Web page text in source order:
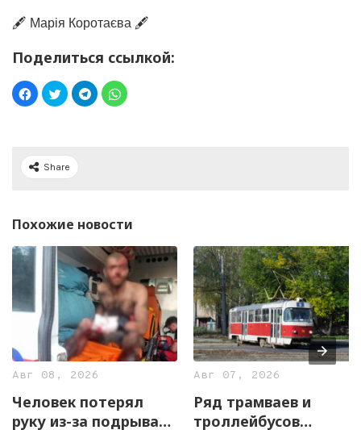
🖋️ Марія Коротаєва 🖋️
Поделиться ссылкой:
Share
Похожие новости
Авг 08, 2026
Человек потерял
руку из-за подрыва
Авг 07, 2026
Ряд трамваев и
троллейбусов